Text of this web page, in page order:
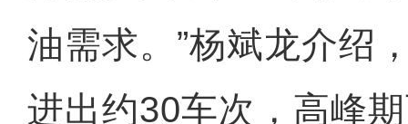
油需求。”杨斌龙介绍
进出约30车次，高峰